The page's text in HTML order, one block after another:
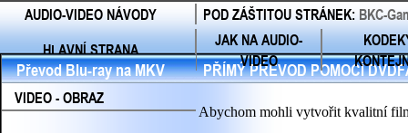
AUDIO-VIDEO NÁVODY POD ZÁŠTITOU STRÁNEK:BKC-
HLAVNÍ STRANA
JAK NA AUDIO-
VIDEO
Převod Blu-ray na MKV
VIDEO - OBRAZ
PŘÍMÝ PŘEVOD POMOCÍ
Abychom mohli vytvořit kvalitní